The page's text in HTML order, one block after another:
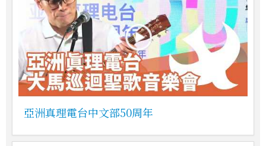
亞洲真理電台中文部50周年